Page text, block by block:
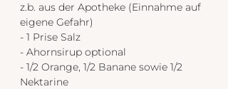
z.b. aus der Apotheke (Einnahme auf
eigene Gefahr)
- 1 Prise Salz
- Ahornsirup optional
- 1/2 Orange, 1/2 Banane sowie 1/2
Nektarine